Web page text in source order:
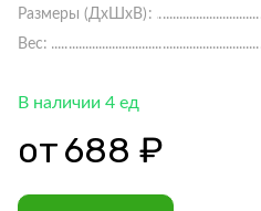
Размеры (ДхШхВ):
Вес:
В наличии 4 ед
от688 ₽